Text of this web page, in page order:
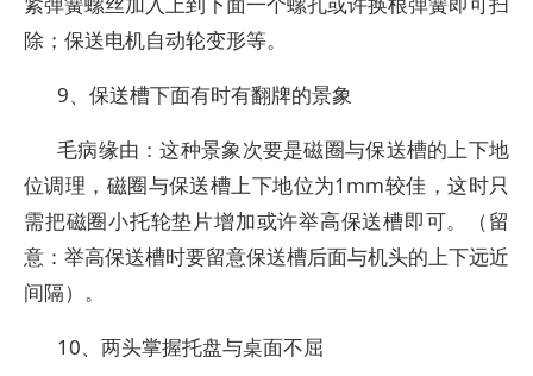
除；保送电机自动轮变形等。
9、保送槽下面有时有翻牌的景象
毛病缘由：这种景象次要是磁圈与保送槽的上下地
位调理，磁圈与保送槽上下地位为1mm较佳，这时只
需把磁圈小托轮垫片增加或许举高保送槽即可。（留
意：举高保送槽时要留意保送槽后面与机头的上下远近
间隔）。
10、两头掌握托盘与桌面不屈